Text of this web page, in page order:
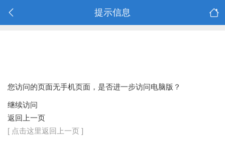
提示信息
您访问的页面无手机页面，是否进一步访问电脑版？
继续访问
返回上一页
[ 点击这里返回上一页 ]